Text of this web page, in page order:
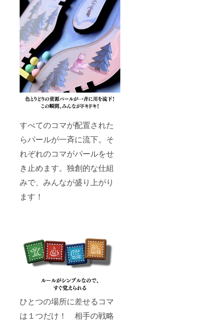
すべてのコマが配置された
らパールが一斉に流下。そ
れぞれのコマがパールをせ
き止めます。独創的な仕組
みで、みんなが盛り上がり
ます！
ひとつの場所に差せるコマ
は１つだけ！ 相手の戦略